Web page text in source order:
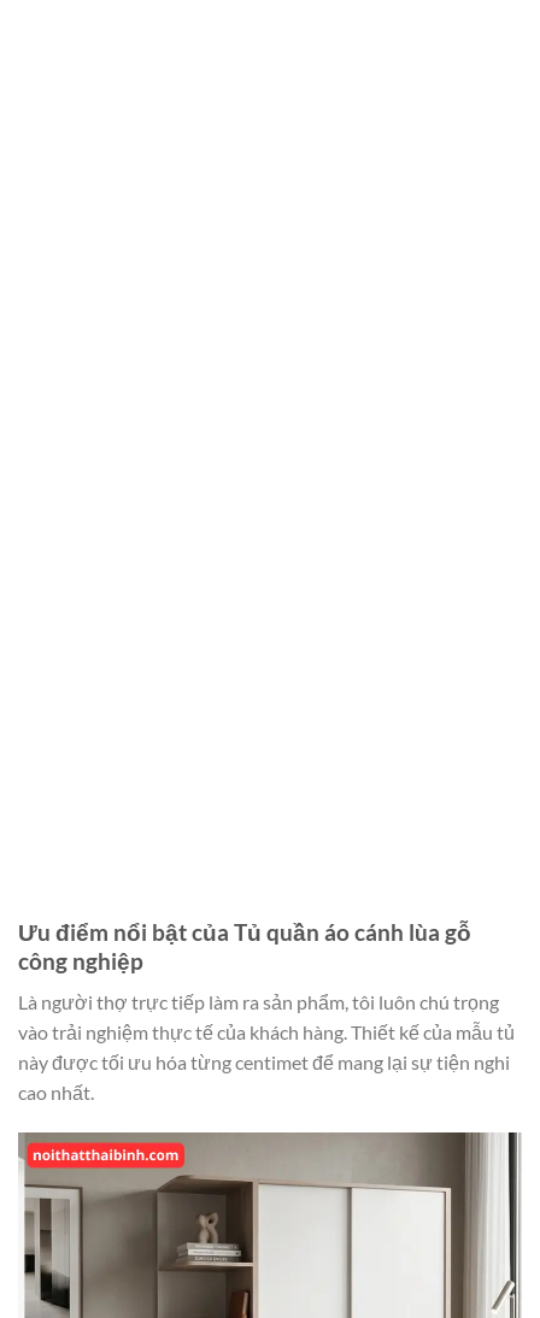
Ưu điểm nổi bật của Tủ quần áo cánh lùa gỗ
công nghiệp
Là người thợ trực tiếp làm ra sản phẩm, tôi luôn chú trọng
vào trải nghiệm thực tế của khách hàng. Thiết kế của mẫu tủ
này được tối ưu hóa từng centimet để mang lại sự tiện nghi
cao nhất.